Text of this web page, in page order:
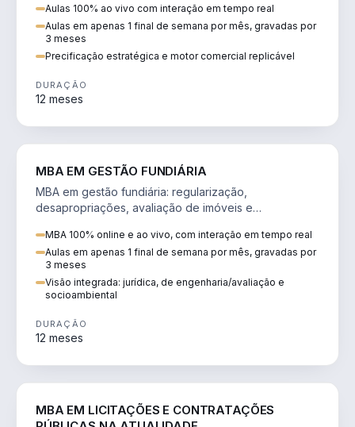
Aulas 100% ao vivo com interação em tempo real
Aulas em apenas 1 final de semana por mês, gravadas por
3 meses
Precificação estratégica e motor comercial replicável
DURAÇÃO
12 meses
MBA EM GESTÃO FUNDIÁRIA
MBA em gestão fundiária: regularização,
desapropriações, avaliação de imóveis e
MBA 100% online e ao vivo, com interação em tempo real
Aulas em apenas 1 final de semana por mês, gravadas por
3 meses
Visão integrada: jurídica, de engenharia/avaliação e
socioambiental
DURAÇÃO
12 meses
MBA EM LICITAÇÕES E CONTRATAÇÕES